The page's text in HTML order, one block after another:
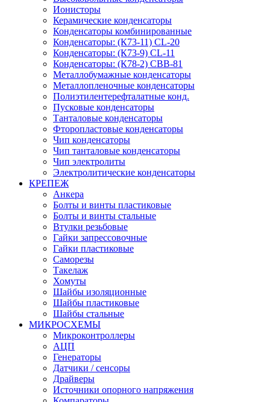
Ионисторы
Керамические конденсаторы
Конденсаторы комбинированные
Конденсаторы: (К73-11) CL-20
Конденсаторы: (К73-9) CL-11
Конденсаторы: (К78-2) CBB-81
Металлобумажные конденсаторы
Металлопленочные конденсаторы
Полиэтилентерефталатные конд.
Пусковые конденсаторы
Танталовые конденсаторы
Фторопластовые конденсаторы
Чип конденсаторы
Чип танталовые конденсаторы
Чип электролиты
Электролитические конденсаторы
КРЕПЕЖ
Анкера
Болты и винты пластиковые
Болты и винты стальные
Втулки резьбовые
Гайки запрессовочные
Гайки пластиковые
Саморезы
Такелаж
Хомуты
Шайбы изоляционные
Шайбы пластиковые
Шайбы стальные
МИКРОСХЕМЫ
Микроконтроллеры
АЦП
Генераторы
Датчики / сенсоры
Драйверы
Источники опорного напряжения